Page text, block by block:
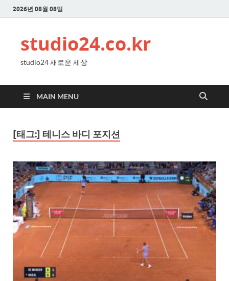
2026년 08월 08일
studio24.co.kr
studio24 새로운 세상
MAIN MENU
[태그:] 테니스 바디 포지션